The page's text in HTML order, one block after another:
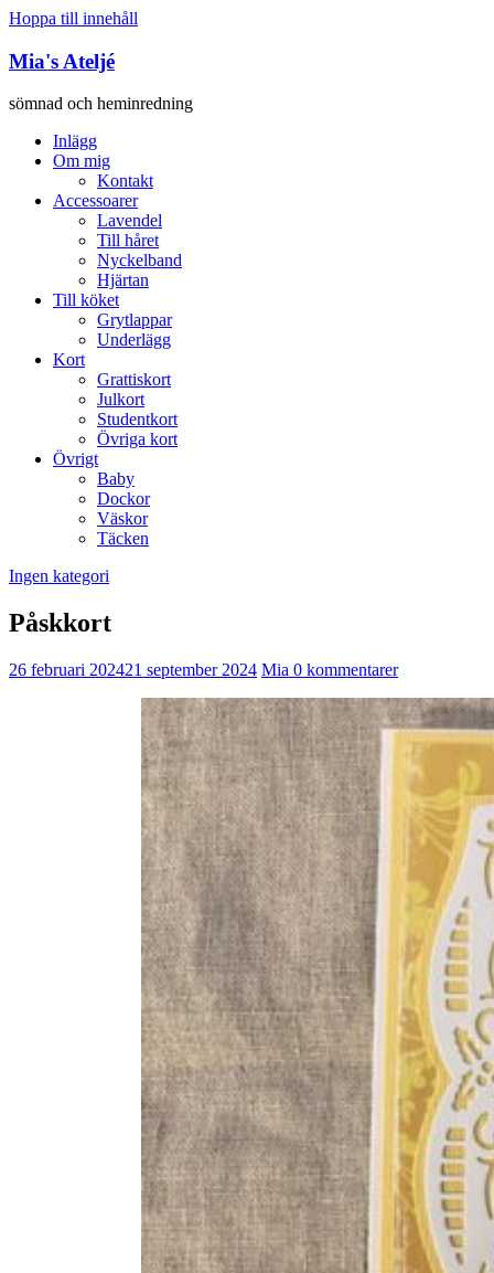
Hoppa till innehåll
Mia's Ateljé
sömnad och heminredning
Inlägg
Om mig
Kontakt
Accessoarer
Lavendel
Till håret
Nyckelband
Hjärtan
Till köket
Grytlappar
Underlägg
Kort
Grattiskort
Julkort
Studentkort
Övriga kort
Övrigt
Baby
Dockor
Väskor
Täcken
Ingen kategori
Påskkort
26 februari 202421 september 2024 Mia 0 kommentarer